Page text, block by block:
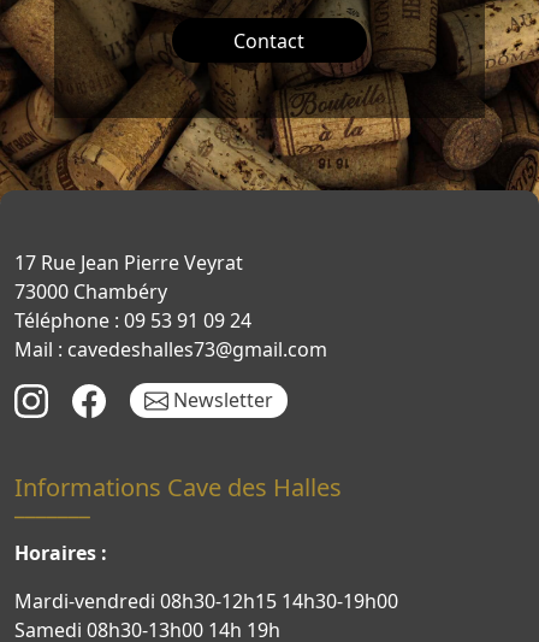
Contact
17 Rue Jean Pierre Veyrat
73000 Chambéry
Téléphone : 09 53 91 09 24
Mail : cavedeshalles73@gmail.com
Newsletter
Informations Cave des Halles
Horaires :
Mardi-vendredi 08h30-12h15 14h30-19h00
Samedi 08h30-13h00 14h 19h